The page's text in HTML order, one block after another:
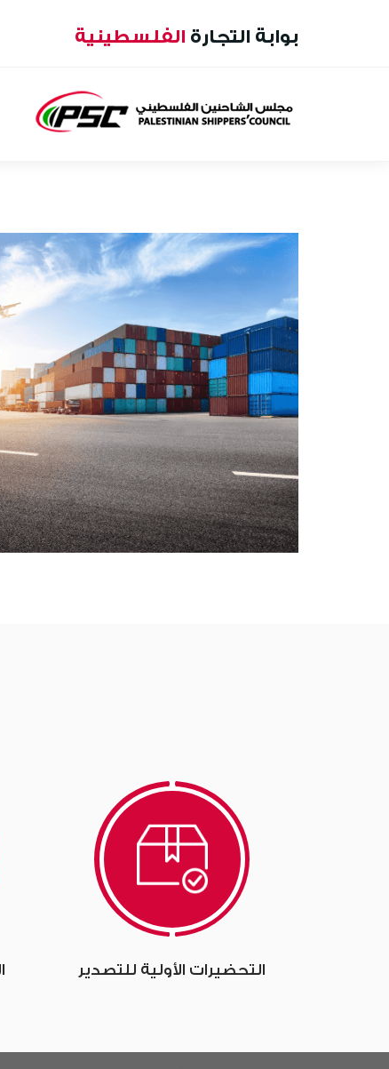
بوابة التجارة الفلسطينية
التحضيرات الأولية للتصدير